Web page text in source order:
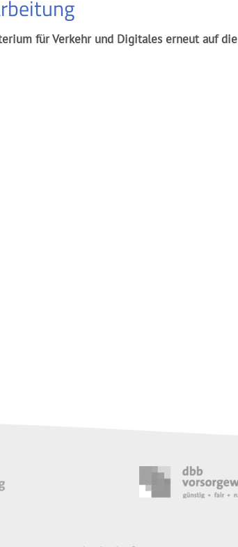
für Verkehr und Digitales erneut auf die